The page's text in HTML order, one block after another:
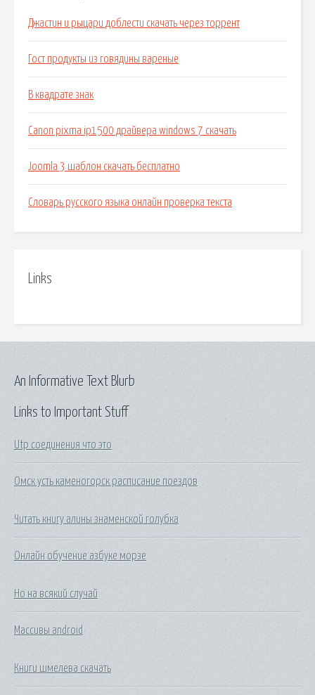
Джастин и рыцари доблести скачать через торрент
Гост продукты из говядины вареные
В квадрате знак
Canon pixma ip1500 драйвера windows 7 скачать
Joomla 3 шаблон скачать бесплатно
Словарь русского языка онлайн проверка текста
Links
Links to Important Stuff
Utp соединения что это
Омск усть каменогорск расписание поездов
Читать книгу алины знаменской голубка
Онлайн обучение азбуке морзе
Но на всякий случай
Массивы android
Книги шмелева скачать
An Informative Text Blurb